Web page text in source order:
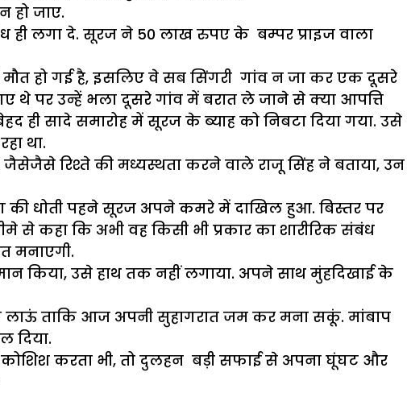
हो जाए.
ही लगा दे. सूरज ने 50 लाख रुपए के बम्पर प्राइज वाला
हो गई है, इसलिए वे सब सिंगरी गांव न जा कर एक दूसरे
थे पर उन्हें भला दूसरे गांव में बरात ले जाने से क्या आपत्ति
ही सादे समारोह में सूरज के ब्याह को निबटा दिया गया. उसे
था.
रिश्ते की मध्यस्थता करने वाले राजू सिंह ने बताया, उन
धोती पहने सूरज अपने कमरे में दाखिल हुआ. बिस्तर पर
कहा कि अभी वह किसी भी प्रकार का शारीरिक संबंध
मनाएगी.
किया, उसे हाथ तक नहीं लगाया. अपने साथ मुंहदिखाई के
लाऊं ताकि आज अपनी सुहागरात जम कर मना सकूं. मांबाप
दिया.
करता भी, तो दुलहन बड़ी सफाई से अपना घूंघट और